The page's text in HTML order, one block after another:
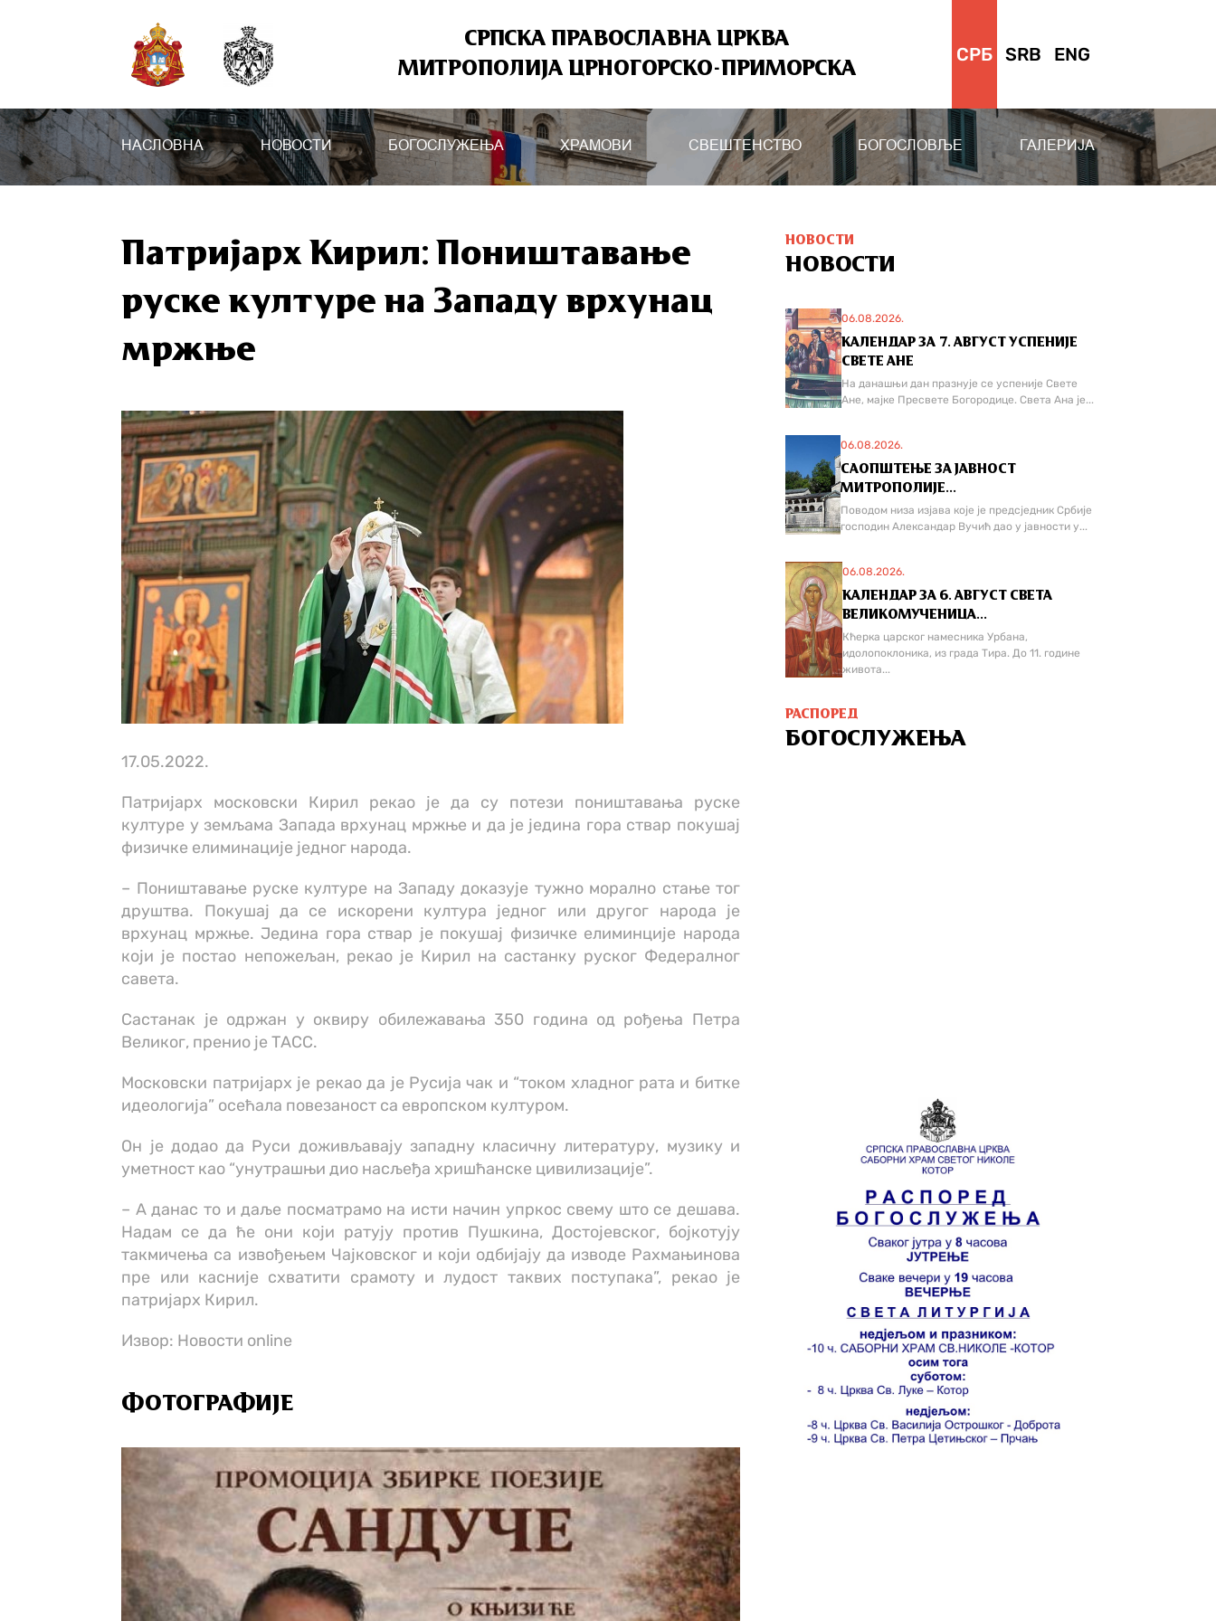
СРПСКА ПРАВОСЛАВНА ЦРКВА
МИТРОПОЛИЈА ЦРНОГОРСКО-ПРИМОРСКА
СРБ SRB ENG
НАСЛОВНА НОВОСТИ БОГОСЛУЖЕЊА ХРАМОВИ СВЕШТЕНСТВО БОГОСЛОВЉЕ ГАЛЕРИЈА
Патријарх Кирил: Поништавање
руске културе на Западу врхунац
мржње
17.05.2022.
Патријарх московски Кирил рекао је да су потези поништавања руске
културе у земљама Запада врхунац мржње и да је једина гора ствар покушај
физичке елиминације једног народа.
– Поништавање руске културе на Западу доказује тужно морално стање тог
друштва. Покушај да се искорени култура једног или другог народа је
врхунац мржње. Једина гора ствар је покушај физичке елиминције народа
који је постао непожељан, рекао је Кирил на састанку руског Федералног
савета.
Састанак је одржан у оквиру обилежавања 350 година од рођења Петра
Великог, пренио је ТАСС.
Московски патријарх је рекао да је Русија чак и “током хладног рата и битке
идеологија” осећала повезаност са европском културом.
Он је додао да Руси доживљавају западну класичну литературу, музику и
уметност као “унутрашњи дио насљеђа хришћанске цивилизације”.
– А данас то и даље посматрамо на исти начин упркос свему што се дешава.
Надам се да ће они који ратују против Пушкина, Достојевског, бојкотују
такмичења са извођењем Чајковског и који одбијају да изводе Рахмањинова
пре или касније схватити срамоту и лудост таквих поступака”, рекао је
патријарх Кирил.
Извор: Новости online
ФОТОГРАФИЈЕ
НОВОСТИ
НОВОСТИ
06.08.2026.
КАЛЕНДАР ЗА 7. АВГУСТ УСПЕНИЈЕ
СВЕТЕ АНЕ
На данашњи дан празнује се успеније Свете
Ане, мајке Пресвете Богородице. Света Ана је...
06.08.2026.
САОПШТЕЊЕ ЗА ЈАВНОСТ
МИТРОПОЛИЈЕ...
Поводом низа изјава које је предсједник Србије
господин Александар Вучић дао у јавности у...
06.08.2026.
КАЛЕНДАР ЗА 6. АВГУСТ СВЕТА
ВЕЛИКОМУЧЕНИЦА...
Кћерка царског намесника Урбана,
идолопоклоника, из града Тира. До 11. године
живота...
РАСПОРЕД
БОГОСЛУЖЕЊА